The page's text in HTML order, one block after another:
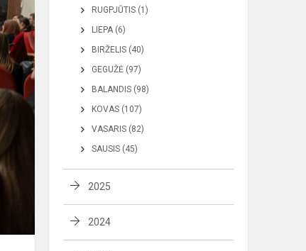
RUGPJŪTIS (1)
LIEPA (6)
BIRŽELIS (40)
GEGUŽĖ (97)
BALANDIS (98)
KOVAS (107)
VASARIS (82)
SAUSIS (45)
2025
2024